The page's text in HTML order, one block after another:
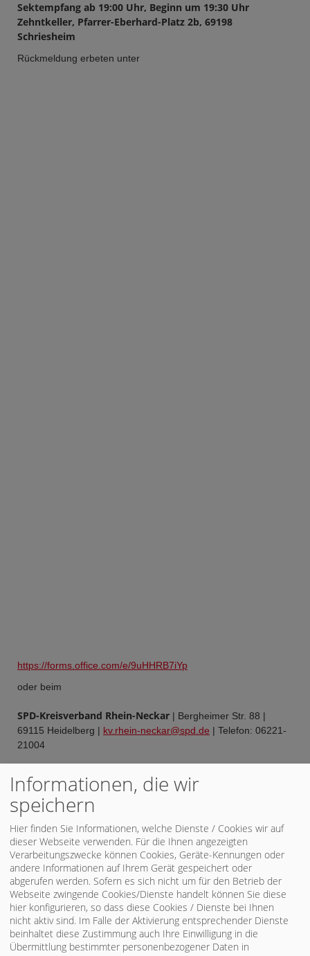
Sektempfang ab 19:00 Uhr, Beginn um 19:30 Uhr
Zehntkeller, Pfarrer-Eberhard-Platz 2b, 69198
Schriesheim
Rückmeldung erbeten unter
https://forms.office.com/e/9uHHRB7iYp
oder beim
SPD-Kreisverband Rhein-Neckar | Bergheimer Str. 88 |
69115 Heidelberg | kv.rhein-neckar@spd.de | Telefon: 06221-
21004
Homepage SPD Rhein-Neckar
«Unser Wahlprogramm 2024
SPD-Kreisrat Thomas Zachler erhält im Schloss Neckarhausen
die Staufermedaille des Ministerpräsidenten
UNSER
BUNDESTAGSABGEORDNETER
Informationen, die wir
speichern
Hier finden Sie Informationen, welche Dienste / Cookies wir auf
dieser Webseite verwenden. Für die Ihnen angezeigten
Verarbeitungszwecke können Cookies, Geräte-Kennungen oder
andere Informationen auf Ihrem Gerät gespeichert oder
abgerufen werden. Sofern es sich nicht um für den Betrieb der
Webseite zwingende Cookies/Dienste handelt können Sie diese
hier konfigurieren, so dass diese Cookies / Dienste bei Ihnen
nicht aktiv sind. Im Falle der Aktivierung entsprechender Dienste
beinhaltet diese Zustimmung auch Ihre Einwilligung in die
Übermittlung bestimmter personenbezogener Daten in